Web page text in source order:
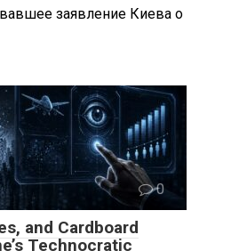
заявление Киева о
0
and Cardboard
Technocratic